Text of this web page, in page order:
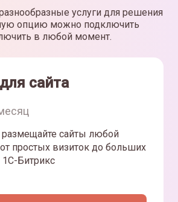
услуги для решения
опцию можно подключить
в любой момент.
сайта
размещайте сайты любой
простых визиток до больших
1С-Битрикс